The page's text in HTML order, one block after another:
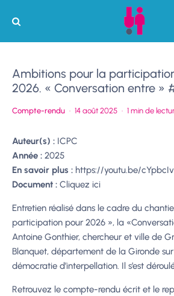
Ambitions pour la
2026. « Conversation entre »
Compte-rendu · 14 août 2025 · 1 min de
Auteur(s) : ICPC
Année : 2025
En savoir plus : https://youtu.be/
Document : Cliquez ici
Entretien réalisé dans le cadre du
participation pour 2026 », la
Antoine Gonthier, chercheur et ville de
Blanquet, département de la Gironde
démocratie d’interpellation. Il s’est
Retrouvez le compte-rendu écrit et le